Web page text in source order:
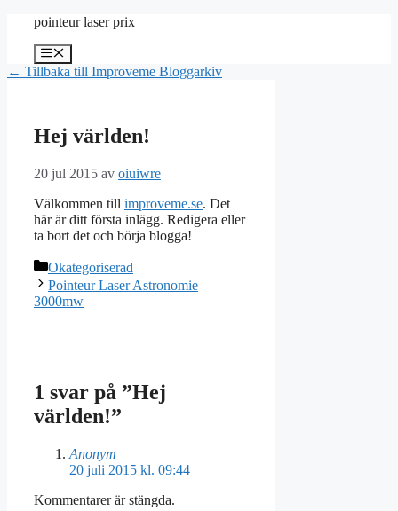
Hoppa
innehåll
pointeur laser prix
Meny
← Tillbaka till Improveme Bloggarkiv
Hej världen!
20 jul 2015 av oiuiwre
Välkommen till improveme.se. Det
här är ditt första inlägg. Redigera eller
ta bort det och börja blogga!
Kategorier
Okategoriserad
Pointeur Laser Astronomie
3000mw
1 svar på ”Hej
världen!”
Anonym
20 juli 2015 kl. 09:44
Kommentarer är stängda.